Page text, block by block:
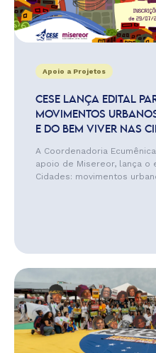
Apoio a Projetos
CESE LANÇA EDITAL
MOVIMENTOS
E DO BEM VIVER NAS
A Coordenadoria
apoio de Misereor, lança o
Cidades: movimentos